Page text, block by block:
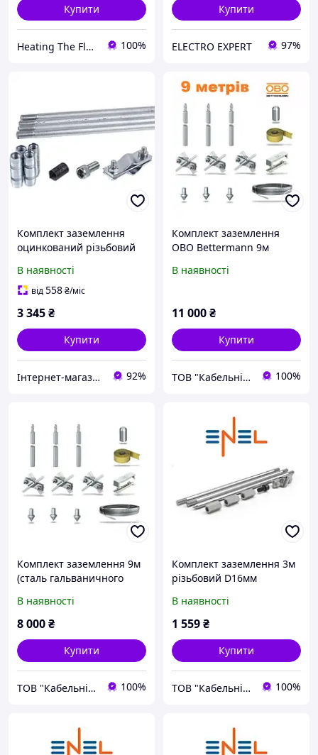
Купити
Heating The Floor 100%
Купити
ELECTRO EXPERT 97%
Комплект заземлення
оцинкований різьбовий
В наявності
від558₴/міс
3 345₴
Купити
Інтернет-магазин "Сервіс-М" 92%
Комплект заземлення
OBO Bettermann 9м
В наявності
11 000₴
Купити
ТОВ "Кабельні системи" 100%
Комплект заземлення 9м
(сталь гальваничного
5000750.UA
В наявності
8 000₴
Купити
ТОВ "Кабельні системи" 100%
Комплект заземлення 3м
різьбовий D16мм
В наявності
1 559₴
Купити
ТОВ "Кабельні системи" 100%